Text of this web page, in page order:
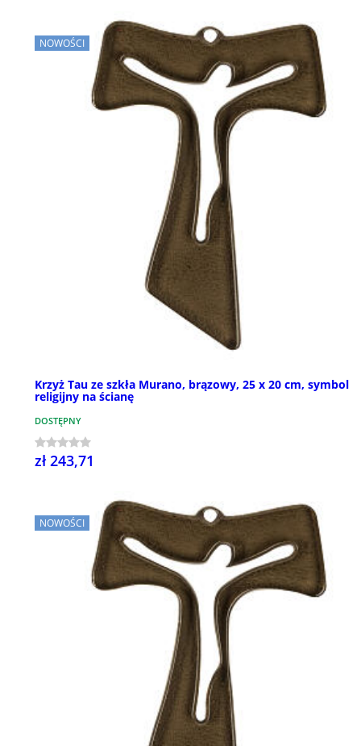
NOWOŚCI
Krzyż Tau ze szkła Murano, brązowy, 25 x 20 cm, symbol
religijny na ścianę
DOSTĘPNY
zł 243,71
NOWOŚCI